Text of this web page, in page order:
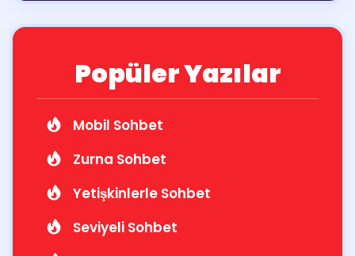
Popüler Yazılar
Mobil Sohbet
Zurna Sohbet
Yetişkinlerle Sohbet
Seviyeli Sohbet